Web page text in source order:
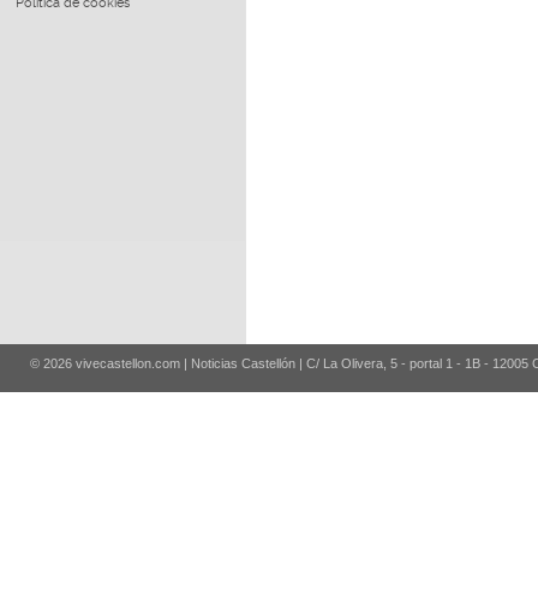
© 2026 vivecastellon.com | Noticias Castellón | C/ La Olivera, 5 - portal 1 - 1B - 12005